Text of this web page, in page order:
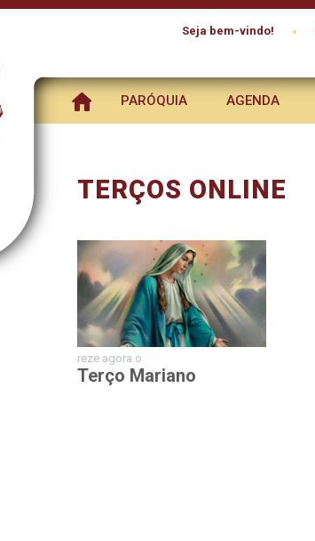
Seja bem-vindo! •
PARÓQUIA AGENDA
TERÇOS ONLINE
reze agora o
Terço Mariano